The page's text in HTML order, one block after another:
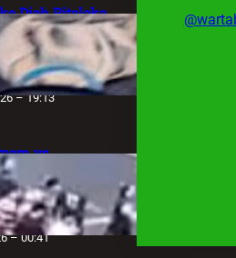
Diah Pitaloka
Main Hakim
Tegakkan
– 19:13
vs
di Bundaran HI,
Sang Sopir
– 00:41